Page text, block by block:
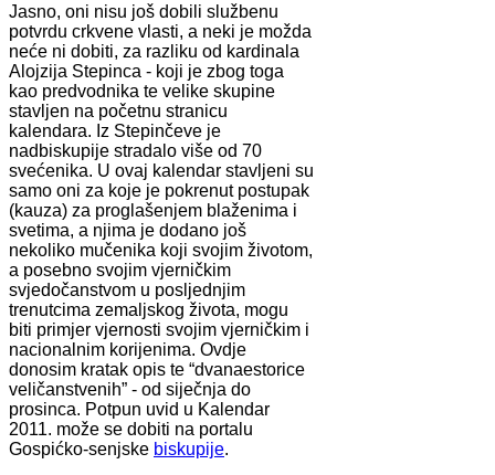
Jasno, oni nisu još dobili službenu
potvrdu crkvene vlasti, a neki je možda
neće ni dobiti, za razliku od kardinala
Alojzija Stepinca - koji je zbog toga
kao predvodnika te velike skupine
stavljen na početnu stranicu
kalendara. Iz Stepinčeve je
nadbiskupije stradalo više od 70
svećenika. U ovaj kalendar stavljeni su
samo oni za koje je pokrenut postupak
(kauza) za proglašenjem blaženima i
svetima, a njima je dodano još
nekoliko mučenika koji svojim životom,
a posebno svojim vjerničkim
svjedočanstvom u posljednjim
trenutcima zemaljskog života, mogu
biti primjer vjernosti svojim vjerničkim i
nacionalnim korijenima. Ovdje
donosim kratak opis te “dvanaestorice
veličanstvenih” - od siječnja do
prosinca. Potpun uvid u Kalendar
2011. može se dobiti na portalu
Gospićko-senjske biskupije.